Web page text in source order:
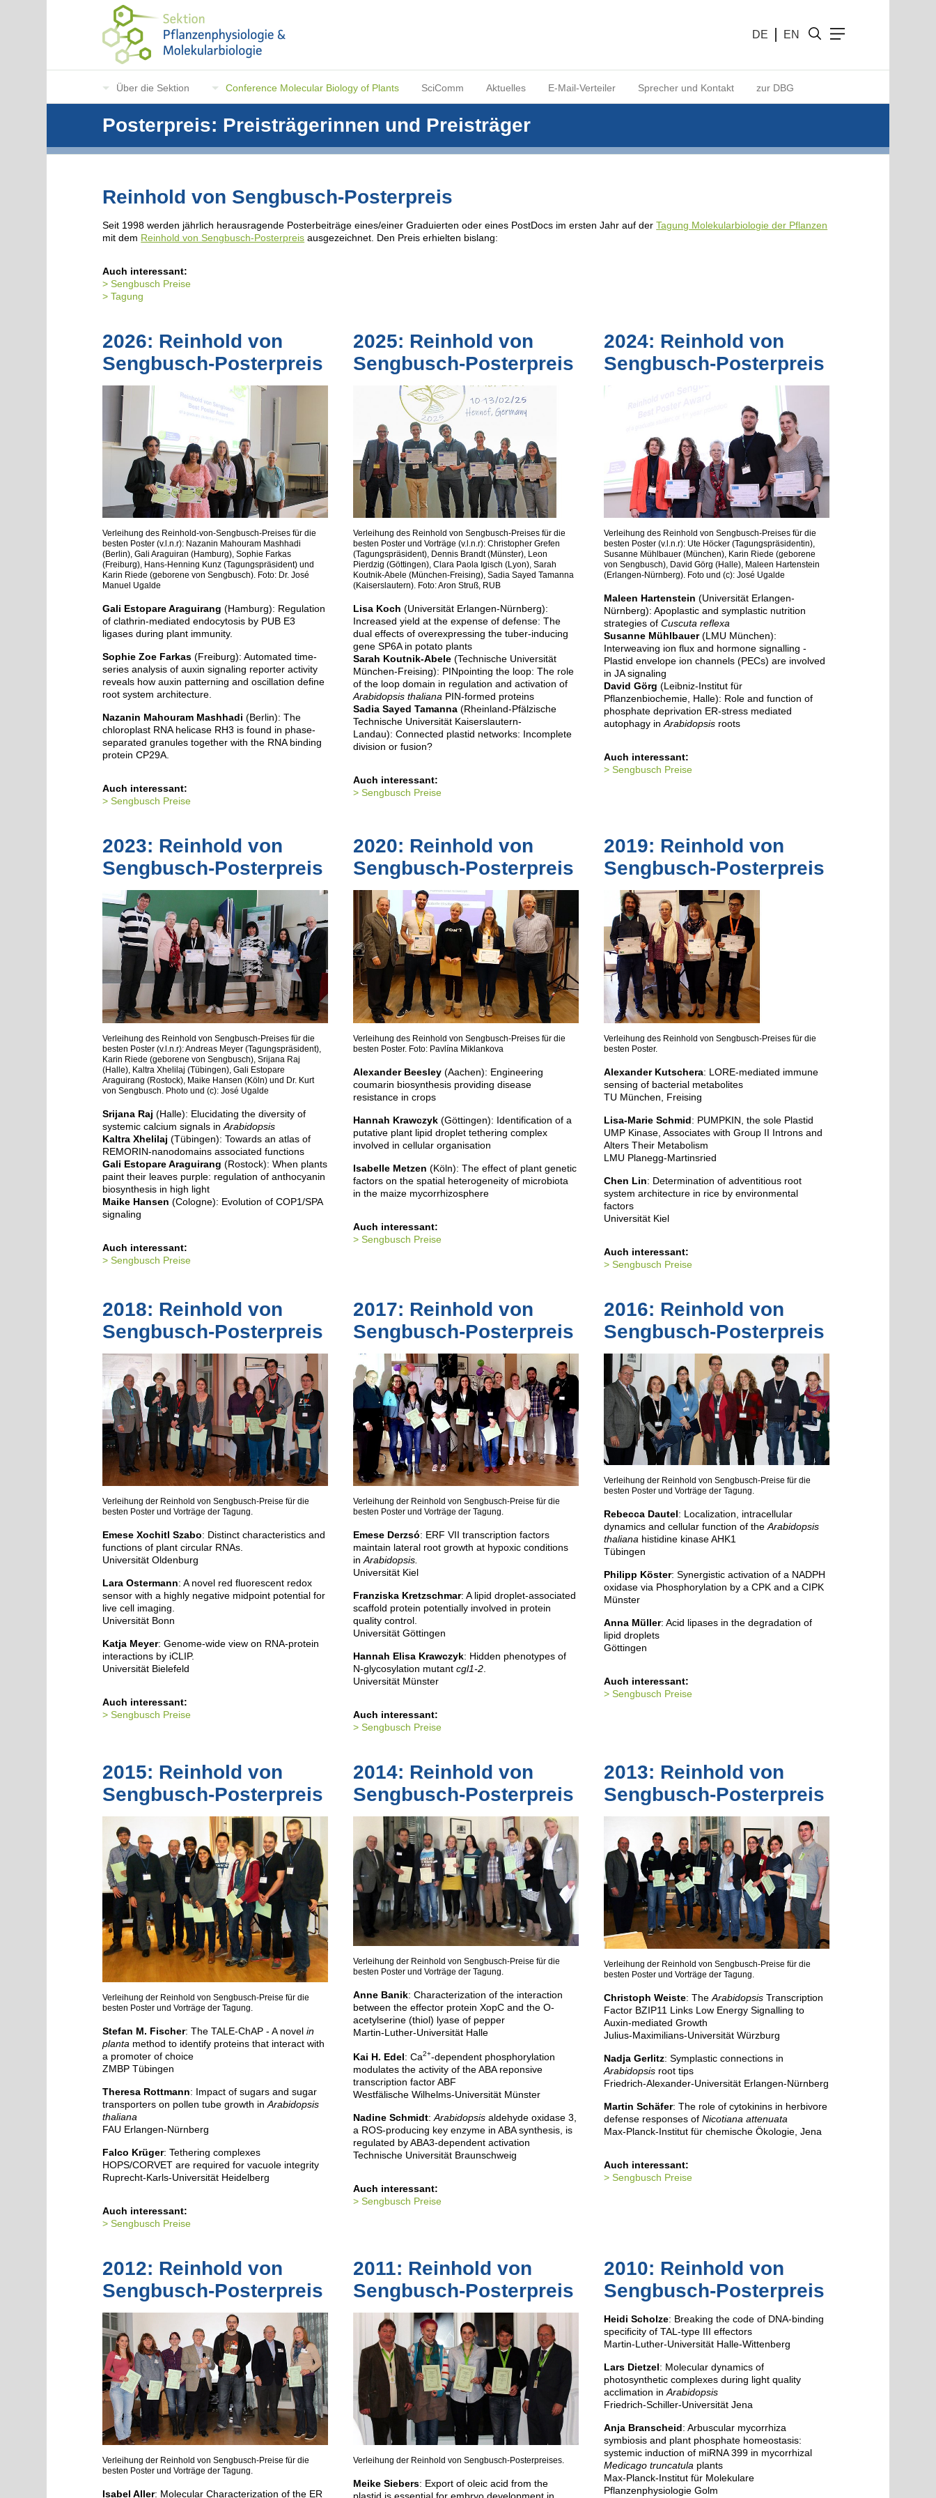
DE EN
Über die Sektion Conference Molecular Biology of Plants SciComm Aktuelles E-Mail-Verteiler Sprecher und Kontakt zur DBG
Posterpreis: Preisträgerinnen und Preisträger
Reinhold von Sengbusch-Posterpreis
Seit 1998 werden jährlich herausragende Posterbeiträge eines/einer Graduierten oder eines PostDocs im ersten Jahr auf derTagung Molekularbiologie der Pflanzen
mit dem Reinhold von Sengbusch-Posterpreis ausgezeichnet. Den Preis erhielten bislang:
Auch interessant:
Sengbusch Preise
Tagung
2026: Reinhold von
Sengbusch-Posterpreis
Verleihung des Reinhold-von-Sengbusch-Preises für die
besten Poster (v.l.n.r): Nazanin Mahouram Mashhadi
(Berlin), Gali Araguiran (Hamburg), Sophie Farkas
(Freiburg), Hans-Henning Kunz (Tagungspräsident) und
Karin Riede (geborene von Sengbusch). Foto: Dr. José
Manuel Ugalde
Gali Estopare Araguirang (Hamburg): Regulation
of clathrin-mediated endocytosis by PUB E3
ligases during plant immunity.
Sophie Zoe Farkas (Freiburg): Automated time-
series analysis of auxin signaling reporter activity
reveals how auxin patterning and oscillation define
root system architecture.
Nazanin Mahouram Mashhadi (Berlin): The
chloroplast RNA helicase RH3 is found in phase-
separated granules together with the RNA binding
protein CP29A.
Auch interessant:
Sengbusch Preise
2025: Reinhold von
Sengbusch-Posterpreis
Verleihung des Reinhold von Sengbusch-Preises für die
besten Poster und Vorträge (v.l.n.r): Christopher Grefen
(Tagungspräsident), Dennis Brandt (Münster), Leon
Pierdzig (Göttingen), Clara Paola Igisch (Lyon), Sarah
Koutnik-Abele (München-Freising), Sadia Sayed Tamanna
(Kaiserslautern). Foto: Aron Struß, RUB
Lisa Koch (Universität Erlangen-Nürnberg):
Increased yield at the expense of defense: The
dual effects of overexpressing the tuber-inducing
gene SP6A in potato plants
Sarah Koutnik-Abele (Technische Universität
München-Freising): PINpointing the loop: The role
of the loop domain in regulation and activation of
Arabidopsis thaliana PIN-formed proteins
Sadia Sayed Tamanna (Rheinland-Pfälzische
Technische Universität Kaiserslautern-
Landau): Connected plastid networks: Incomplete
division or fusion?
Auch interessant:
Sengbusch Preise
2024: Reinhold von
Sengbusch-Posterpreis
Verleihung des Reinhold von Sengbusch-Preises für die
besten Poster (v.l.n.r): Ute Höcker (Tagungspräsidentin),
Susanne Mühlbauer (München), Karin Riede (geborene
von Sengbusch), David Görg (Halle), Maleen Hartenstein
(Erlangen-Nürnberg). Foto und (c): José Ugalde
Maleen Hartenstein (Universität Erlangen-
Nürnberg): Apoplastic and symplastic nutrition
strategies of Cuscuta reflexa
Susanne Mühlbauer(LMU München):
Interweaving ion flux and hormone signalling -
Plastid envelope ion channels (PECs) are involved
in JA signaling
David Görg (Leibniz-Institut für
Pflanzenbiochemie, Halle): Role and function of
phosphate deprivation ER-stress mediated
autophagy inArabidopsis roots
Auch interessant:
Sengbusch Preise
2023: Reinhold von
Sengbusch-Posterpreis
Verleihung des Reinhold von Sengbusch-Preises für die
besten Poster (v.l.n.r): Andreas Meyer (Tagungspräsident),
Karin Riede (geborene von Sengbusch), Srijana Raj
(Halle), Kaltra Xhelilaj (Tübingen), Gali Estopare
Araguirang (Rostock), Maike Hansen (Köln) und Dr. Kurt
von Sengbusch. Photo und (c): José Ugalde
Srijana Raj (Halle): Elucidating the diversity of
systemic calcium signals inArabidopsis
Kaltra Xhelilaj (Tübingen): Towards an atlas of
REMORIN-nanodomains associated functions
Gali Estopare Araguirang (Rostock): When plants
paint their leaves purple: regulation of anthocyanin
biosynthesis in high light
Maike Hansen (Cologne): Evolution of COP1/SPA
signaling
Auch interessant:
Sengbusch Preise
2020: Reinhold von
Sengbusch-Posterpreis
Verleihung des Reinhold von Sengbusch-Preises für die
besten Poster. Foto: Pavlína Miklankova
Alexander Beesley (Aachen): Engineering
coumarin biosynthesis providing disease
resistance in crops
Hannah Krawczyk (Göttingen): Identification of a
putative plant lipid droplet tethering complex
involved in cellular organisation
Isabelle Metzen (Köln): The effect of plant genetic
factors on the spatial heterogeneity of microbiota
in the maize mycorrhizosphere
Auch interessant:
Sengbusch Preise
2019: Reinhold von
Sengbusch-Posterpreis
Verleihung des Reinhold von Sengbusch-Preises für die
besten Poster.
Alexander Kutschera: LORE-mediated immune
sensing of bacterial metabolites
TU München, Freising
Lisa-Marie Schmid: PUMPKIN, the sole Plastid
UMP Kinase, Associates with Group II Introns and
Alters Their Metabolism
LMU Planegg-Martinsried
Chen Lin: Determination of adventitious root
system architecture in rice by environmental
factors
Universität Kiel
Auch interessant:
Sengbusch Preise
2018: Reinhold von
Sengbusch-Posterpreis
Verleihung der Reinhold von Sengbusch-Preise für die
besten Poster und Vorträge der Tagung.
Emese Xochitl Szabo: Distinct characteristics and
functions of plant circular RNAs.
Universität Oldenburg
Lara Ostermann: A novel red fluorescent redox
sensor with a highly negative midpoint potential for
live cell imaging.
Universität Bonn
Katja Meyer: Genome-wide view on RNA-protein
interactions by iCLIP.
Universität Bielefeld
Auch interessant:
Sengbusch Preise
2017: Reinhold von
Sengbusch-Posterpreis
Verleihung der Reinhold von Sengbusch-Preise für die
besten Poster und Vorträge der Tagung.
Emese Derzsó: ERF VII transcription factors
maintain lateral root growth at hypoxic conditions
inArabidopsis.
Universität Kiel
Franziska Kretzschmar: A lipid droplet-associated
scaffold protein potentially involved in protein
quality control.
Universität Göttingen
Hannah Elisa Krawczyk: Hidden phenotypes of
N-glycosylation mutantcgl1-2
Universität Münster
Auch interessant:
Sengbusch Preise
2016: Reinhold von
Sengbusch-Posterpreis
Verleihung der Reinhold von Sengbusch-Preise für die
besten Poster und Vorträge der Tagung.
Rebecca Dautel: Localization, intracellular
dynamics and cellular function of theArabidopsis
thalianahistidine kinase AHK1
Tübingen
Philipp Köster: Synergistic activation of a NADPH
oxidase via Phosphorylation by a CPK and a CIPK
Münster
Anna Müller: Acid lipases in the degradation of
lipid droplets
Göttingen
Auch interessant:
Sengbusch Preise
2015: Reinhold von
Sengbusch-Posterpreis
Verleihung der Reinhold von Sengbusch-Preise für die
besten Poster und Vorträge der Tagung.
Stefan M. Fischer: The TALE-ChAP - A novelin
planta method to identify proteins that interact with
a promoter of choice
ZMBP Tübingen
Theresa Rottmann: Impact of sugars and sugar
transporters on pollen tube growth inArabidopsis
thaliana
FAU Erlangen-Nürnberg
Falco Krüger: Tethering complexes
HOPS/CORVET are required for vacuole integrity
Ruprecht-Karls-Universität Heidelberg
Auch interessant:
Sengbusch Preise
2014: Reinhold von
Sengbusch-Posterpreis
Verleihung der Reinhold von Sengbusch-Preise für die
besten Poster und Vorträge der Tagung.
Anne Banik: Characterization of the interaction
between the effector protein XopC and the O-
acetylserine (thiol) lyase of pepper
Martin-Luther-Universität Halle
Kai H. Edel: Ca2+-dependent phosphorylation
modulates the activity of the ABA reponsive
transcription factor ABF
Westfälische Wilhelms-Universität Münster
Nadine Schmidt:Arabidopsisaldehyde oxidase 3,
a ROS-producing key enzyme in ABA synthesis, is
regulated by ABA3-dependent activation
Technische Universität Braunschweig
Auch interessant:
Sengbusch Preise
2013: Reinhold von
Sengbusch-Posterpreis
Verleihung der Reinhold von Sengbusch-Preise für die
besten Poster und Vorträge der Tagung.
Christoph Weiste: The Arabidopsis Transcription
Factor BZIP11 Links Low Energy Signalling to
Auxin-mediated Growth
Julius-Maximilians-Universität Würzburg
Nadja Gerlitz: Symplastic connections in
Arabidopsis root tips
Friedrich-Alexander-Universität Erlangen-Nürnberg
Martin Schäfer: The role of cytokinins in herbivore
defense responses of Nicotiana attenuata
Max-Planck-Institut für chemische Ökologie, Jena
Auch interessant:
Sengbusch Preise
2012: Reinhold von
Sengbusch-Posterpreis
Verleihung der Reinhold von Sengbusch-Preise für die
besten Poster und Vorträge der Tagung.
Isabel Aller: Molecular Characterization of the ER
2011: Reinhold von
Sengbusch-Posterpreis
Verleihung der Reinhold von Sengbusch-Posterpreises.
Meike Siebers: Export of oleic acid from the
2010: Reinhold von
Sengbusch-Posterpreis
Heidi Scholze: Breaking the code of DNA-binding
specificity of TAL-type III effectors
Martin-Luther-Universität Halle-Wittenberg
Lars Dietzel: Molecular dynamics of
photosynthetic complexes during light quality
acclimation in Arabidopsis
Friedrich-Schiller-Universität Jena
Anja Branscheid: Arbuscular mycorrhiza
symbiosis and plant phosphate homeostasis:
systemic induction of miRNA 399 in mycorrhizal
Medicago truncatula plants
Max-Planck-Institut für Molekulare
Pflanzenphysiologie Golm